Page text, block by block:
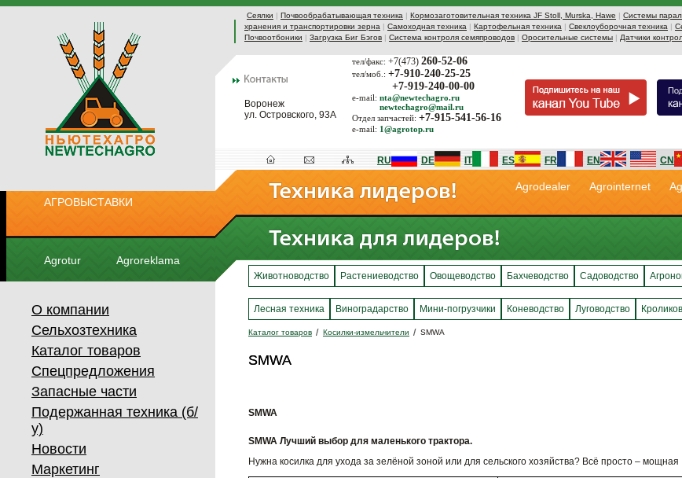
Сеялки | Почвообрабатывающая техника | Кормозаготовительная техника JF Stoll, Murska, Hawe | Системы
хранения и транспортировки зерна | Самоходная техника | Картофельная техника | Свеклоуборочная техника |
Почвоотбоники | Загрузка Биг Бэгов | Система контроля семяпроводов | Оросительные системы | Датчики
Воронеж
ул. Островского, 93А
тел/факс: +7(473) 260-52-06
тел/моб.: +7-910-240-25-25
+7-919-240-00-00
e-mail: nta@newtechagro.ru
newtechagro@mail.ru
Отдел запчастей: +7-915-541-56-16
e-mail: 1@agrotop.ru
АГРОВЫСТАВКИ
Agrotur Agroreklama
RU DE IT ES FR EN CN
Agrodealer Agrointernet
О компании
Сельхозтехника
Каталог товаров
Спецпредложения
Запасные части
Подержанная техника (б/
у)
Новости
Маркетинг
Животноводство Растениеводство Овощеводство Бахчеводство Садоводство
Лесная техника Виноградарство Мини-погрузчики Коневодство Луговодство
Каталог товаров Косилки-измельчители SMWA
SMWA
SMWA
SMWA
SMWA Лучший выбор для маленького трактора.
Нужна косилка для ухода за зелёной зоной или для сельского хозяйства? Всё просто –